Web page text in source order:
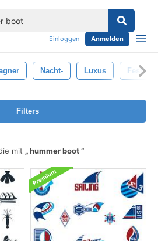
Einloggen Anmelden
Nacht- Luxus Festlich
Filters
mit
hummer boot